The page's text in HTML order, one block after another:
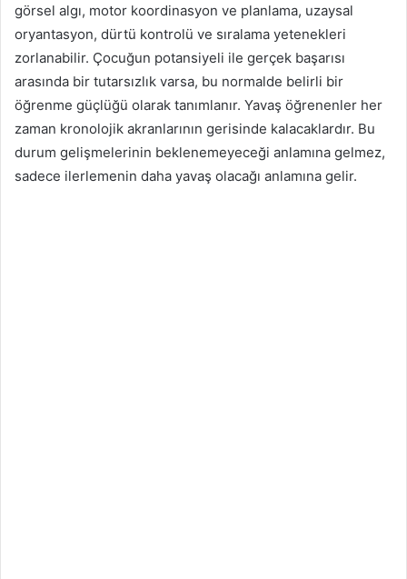
görsel algı, motor koordinasyon ve planlama, uzaysal
oryantasyon, dürtü kontrolü ve sıralama yetenekleri
zorlanabilir. Çocuğun potansiyeli ile gerçek başarısı
arasında bir tutarsızlık varsa, bu normalde belirli bir
öğrenme güçlüğü olarak tanımlanır. Yavaş öğrenenler her
zaman kronolojik akranlarının gerisinde kalacaklardır. Bu
durum gelişmelerinin beklenemeyeceği anlamına gelmez,
sadece ilerlemenin daha yavaş olacağı anlamına gelir.